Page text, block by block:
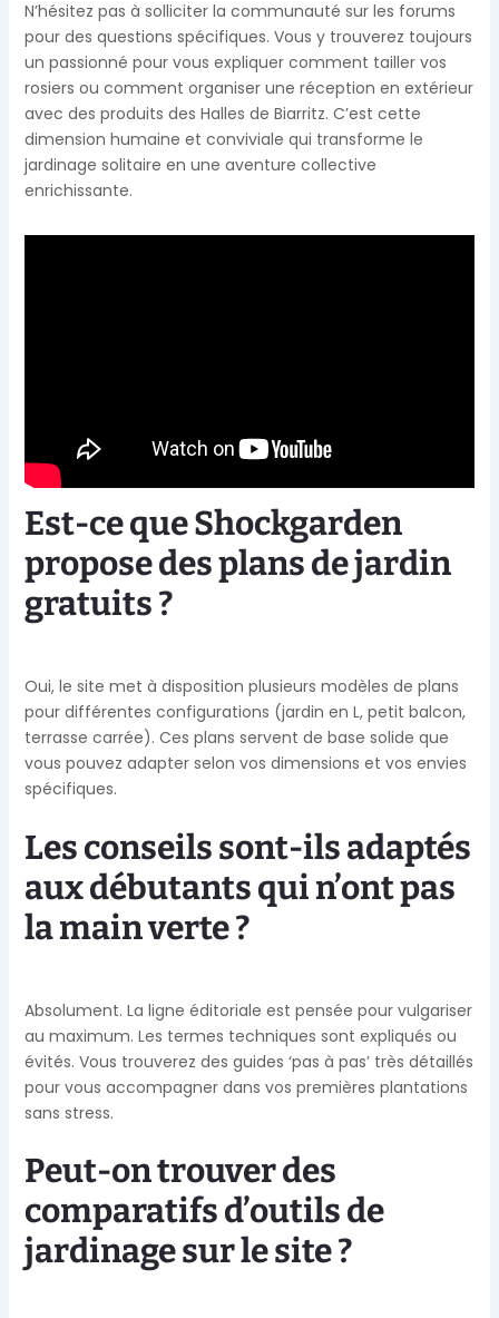
N’hésitez pas à solliciter la communauté sur les forums
pour des questions spécifiques. Vous y trouverez toujours
un passionné pour vous expliquer comment tailler vos
rosiers ou comment organiser une réception en extérieur
avec des produits des Halles de Biarritz. C’est cette
dimension humaine et conviviale qui transforme le
jardinage solitaire en une aventure collective
enrichissante.
Est-ce que Shockgarden
propose des plans de jardin
gratuits ?
Oui, le site met à disposition plusieurs modèles de plans
pour différentes configurations (jardin en L, petit balcon,
terrasse carrée). Ces plans servent de base solide que
vous pouvez adapter selon vos dimensions et vos envies
spécifiques.
Les conseils sont-ils adaptés
aux débutants qui n’ont pas
la main verte ?
Absolument. La ligne éditoriale est pensée pour vulgariser
au maximum. Les termes techniques sont expliqués ou
évités. Vous trouverez des guides ‘pas à pas’ très détaillés
pour vous accompagner dans vos premières plantations
sans stress.
Peut-on trouver des
comparatifs d’outils de
jardinage sur le site ?